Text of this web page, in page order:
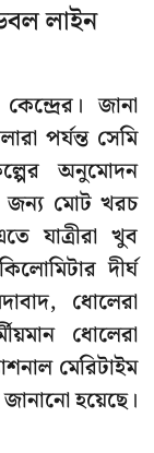
লাইন
জানা
পর্যন্ত সেমি
অনুমোদন
জন্য মোট খরচ
যাত্রীরা খুব
দীর্ঘ
ধোলেরা
ধোলেরা
মেরিটাইম
হয়েছে।